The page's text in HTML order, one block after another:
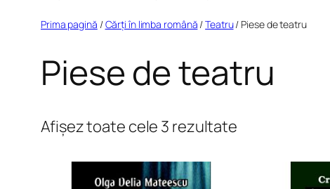
Prima pagină /Cărți în limba română /Teatru/ Piese de teatru
Piese de teatru
Afișez toate cele 3 rezultate